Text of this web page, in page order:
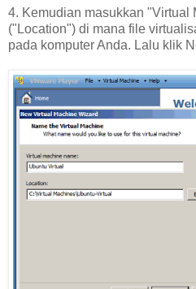
4. Kemudian masukkan "Virtual
("Location") di mana file
pada komputer Anda. Lalu klik